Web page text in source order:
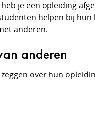
je een opleiding
helpen bij
anderen.
anderen
over hun